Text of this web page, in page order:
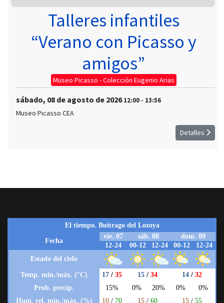
Talleres infantiles
“Verano con Picasso y
amigos”
Museo Picasso - Colección Eugenio Arias
sábado, 08 de agosto de 2026 12:00 - 13:56
Museo Picasso CEA
Detalles